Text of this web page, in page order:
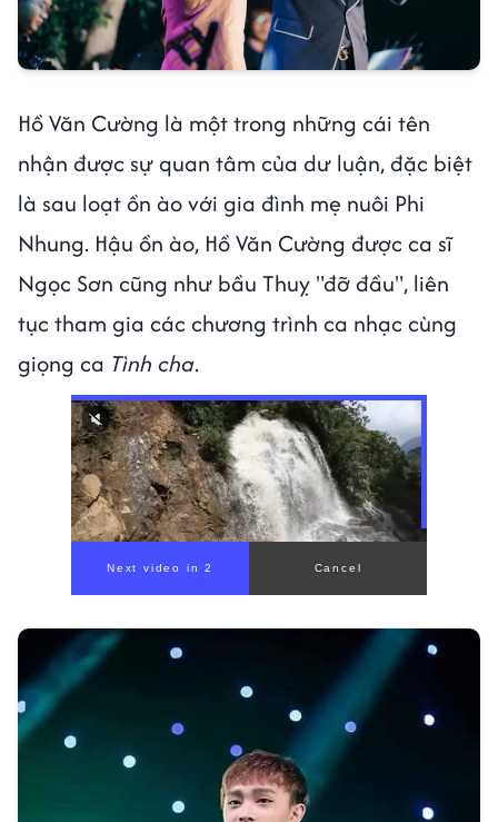
Hồ Văn Cường là một trong những cái tên
nhận được sự quan tâm của dư luận, đặc biệt
là sau loạt ồn ào với gia đình mẹ nuôi Phi
Nhung. Hậu ồn ào, Hồ Văn Cường được ca sĩ
Ngọc Sơn cũng như bầu Thuỵ "đỡ đầu", liên
tục tham gia các chương trình ca nhạc cùng
giọng ca Tình cha.